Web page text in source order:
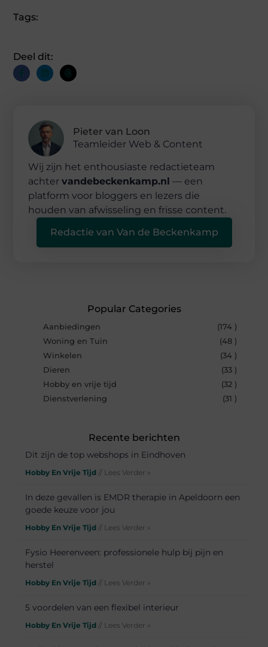
Tags:
Deel dit:
Pieter van Loon
Teamleider Web & Content
Wij zijn het enthousiaste redactieteam
achtervandebeckenkamp.nl — een
platform voor bloggers en lezers die
houden van afwisseling en frisse content.
Redactie van Van de Beckenkamp
Popular Categories
Aanbiedingen
(174 )
Woning en Tuin
(48 )
Winkelen
(34 )
Dieren
(33 )
Hobby en vrije tijd
(32 )
Dienstverlening
(31 )
Recente berichten
Dit zijn de top webshops in Eindhoven
Hobby En Vrije Tijd // Lees Verder »
In deze gevallen is EMDR therapie in Apeldoorn een
goede keuze voor jou
Hobby En Vrije Tijd // Lees Verder »
Fysio Heerenveen: professionele hulp bij pijn en
herstel
Hobby En Vrije Tijd // Lees Verder »
5 voordelen van een flexibel interieur
Hobby En Vrije Tijd // Lees Verder »